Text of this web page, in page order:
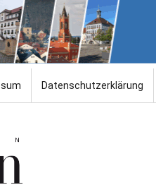
Datenschutzerklärung